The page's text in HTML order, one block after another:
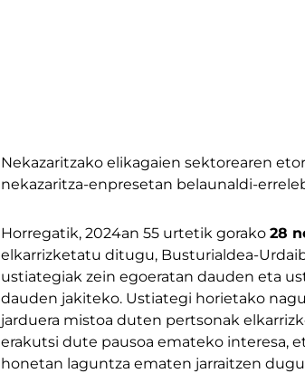
Nekazaritzako elikagaien sektorearen
nekazaritza-enpresetan belaunaldi-
Horregatik, 2024an 55 urtetik gorako 28
elkarrizketatu ditugu, Busturialdea-
ustiategiak zein egoeratan dauden eta
dauden jakiteko. Ustiategi horietako
jarduera mistoa duten pertsonak
erakutsi dute pausoa emateko interesa,
honetan laguntza ematen jarraitzen